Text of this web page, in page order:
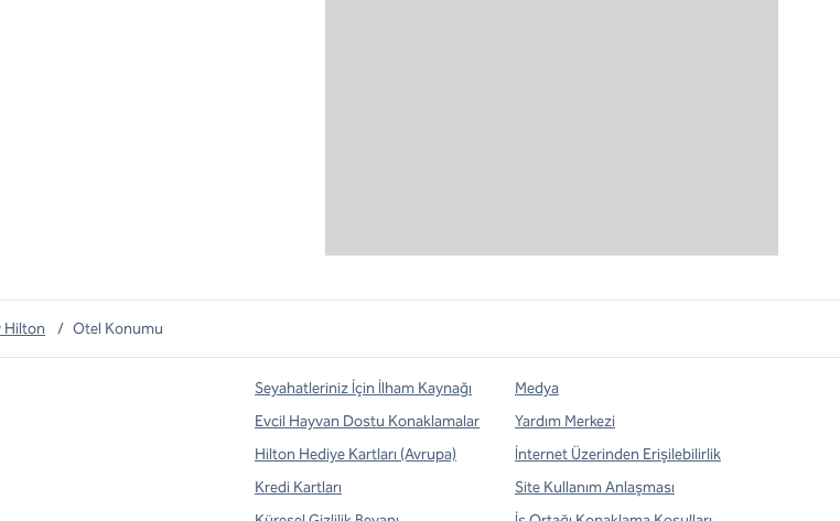
Hilton / Otel Konumu
Seyahatleriniz İçin İlham Kaynağı
Evcil Hayvan Dostu Konaklamalar
Hilton Hediye Kartları (Avrupa)
Kredi Kartları
Medya
Yardım Merkezi
İnternet Üzerinden Erişilebilirlik
Site Kullanım Anlaşması